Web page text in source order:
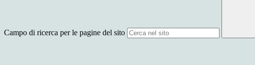
Campo di ricerca per le pagine del sito